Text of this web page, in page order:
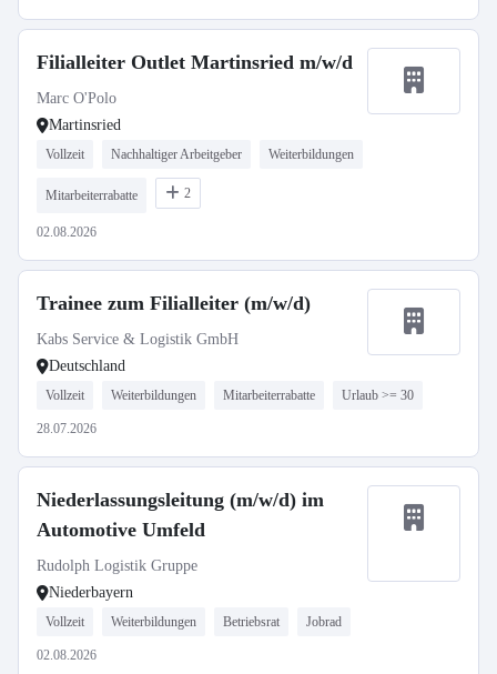
Filialleiter Outlet Martinsried m/w/d
Marc O'Polo
Martinsried
Vollzeit Nachhaltiger Arbeitgeber Weiterbildungen
Mitarbeiterrabatte 2
02.08.2026
Trainee zum Filialleiter (m/w/d)
Kabs Service & Logistik GmbH
Deutschland
Vollzeit Weiterbildungen Mitarbeiterrabatte Urlaub >= 30
28.07.2026
Niederlassungsleitung (m/w/d) im
Automotive Umfeld
Rudolph Logistik Gruppe
Niederbayern
Vollzeit Weiterbildungen Betriebsrat Jobrad
02.08.2026